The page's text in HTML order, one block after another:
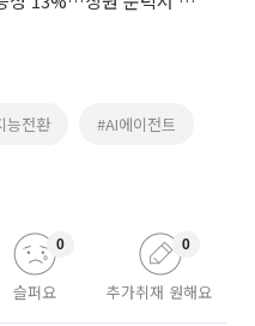
능전환 #AI에이전트
슬퍼요
0
추가취재 원해요
0